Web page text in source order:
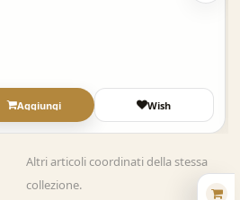
Aggiungi Wish
Altri articoli coordinati della stessa
collezione.
Veloce